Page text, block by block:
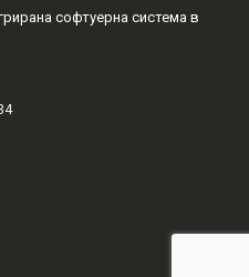
софтуерна система в